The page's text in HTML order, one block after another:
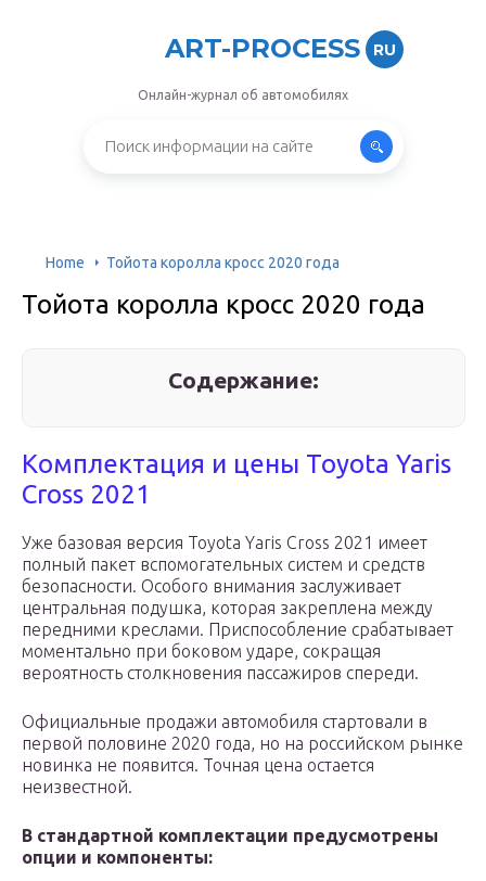
ART-PROCESS RU
Онлайн-журнал об автомобилях
Home Тойота королла кросс 2020 года
Тойота королла кросс 2020 года
Содержание:
Комплектация и цены Toyota Yaris
Cross 2021
Уже базовая версия Toyota Yaris Cross 2021 имеет
полный пакет вспомогательных систем и средств
безопасности. Особого внимания заслуживает
центральная подушка, которая закреплена между
передними креслами. Приспособление срабатывает
моментально при боковом ударе, сокращая
вероятность столкновения пассажиров спереди.
Официальные продажи автомобиля стартовали в
первой половине 2020 года, но на российском рынке
новинка не появится. Точная цена остается
неизвестной.
В стандартной комплектации предусмотрены
опции и компоненты: